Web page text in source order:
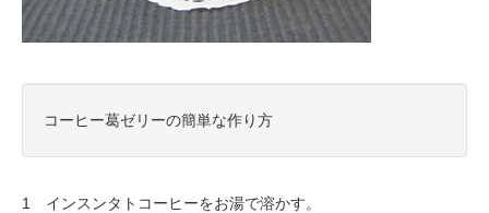
コーヒー葛ゼリーの簡単な作り方
1 インスンタトコーヒーをお湯で溶かす。